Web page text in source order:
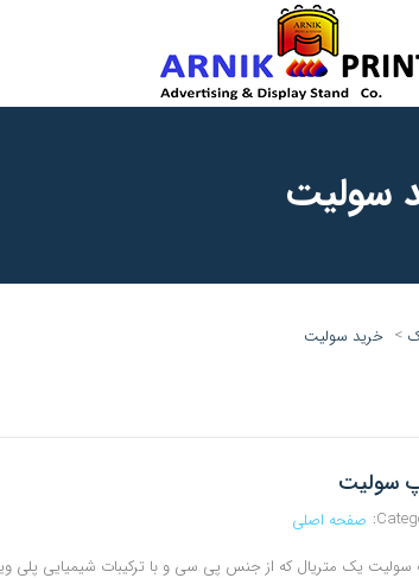
سولیت
> خرید سولیت
سولیت
صفحه اصلی
یک متریال که از جنس پی سی و با ترکیبات شیمیایی پلی